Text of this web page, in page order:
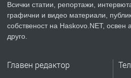
ПРЕДЛАГА
Продавам
Всички статии, репортажи,
графични и видео материали,
собственост на Haskovo.NET, освен
друго.
Главен редактор